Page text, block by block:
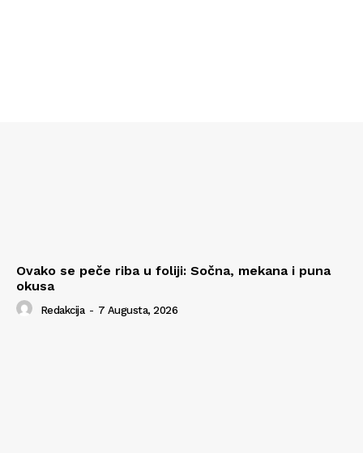
Ovako se peče riba u foliji: Sočna, mekana i puna
okusa
Redakcija - 7 Augusta, 2026